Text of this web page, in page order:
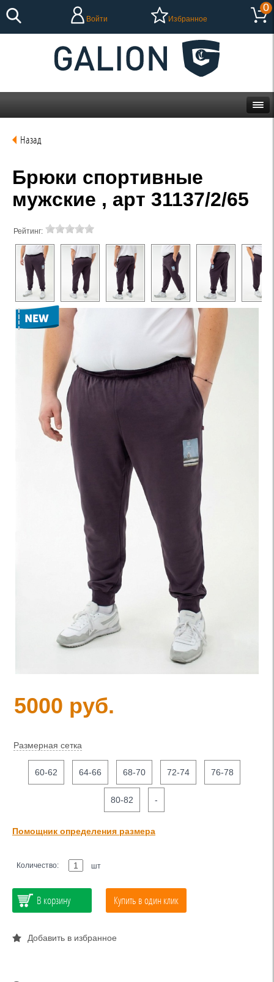
Войти Избранное
0
Назад
Брюки спортивные
мужские , арт 31137/2/65
Рейтинг:
5000 руб.
Размерная сетка
60-62 64-66 68-70 72-74 76-78
80-82 -
Помощник определения размера
Количество: шт
В корзину Купить в один клик
Добавить в избранное